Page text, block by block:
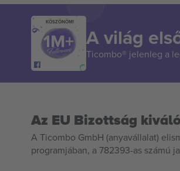
KÖSZÖNÖM!
A világ
Ticombo® jelenleg a
Az EU Bizottság
A Ticombo GmbH (anyavállalat)
programjában, a 782393-as számú